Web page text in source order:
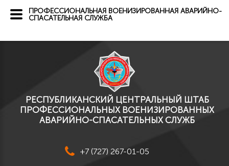
РЕСПУБЛИКАНСКИЙ ЦЕНТРАЛЬНЫЙ ШТАБ
ПРОФЕССИОНАЛЬНЫХ ВОЕНИЗИРОВАННЫХ
АВАРИЙНО-СПАСАТЕЛЬНЫХ СЛУЖБ
+7 (727) 267-01-05
ПРОФЕССИОНАЛЬНАЯ ВОЕНИЗИРОВАННАЯ АВАРИЙНО-
СПАСАТЕЛЬНАЯ СЛУЖБА